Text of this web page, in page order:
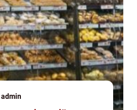
admin